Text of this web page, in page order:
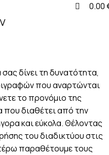
0.00
δίνει τη δυνατότητα,
που αναρτώνται
το προνόμιο της
διαθέτει από την
και εύκολα. Θέλοντας
του διαδικτύου στις
παραθέτουμε τους